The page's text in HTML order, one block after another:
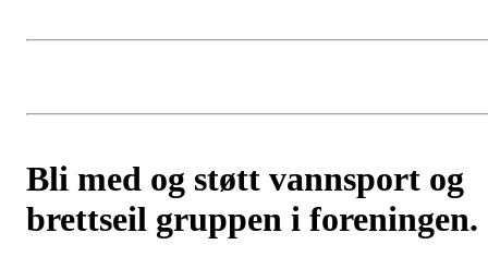
Bli med og støtt vannsport og
brettseil gruppen i foreningen.